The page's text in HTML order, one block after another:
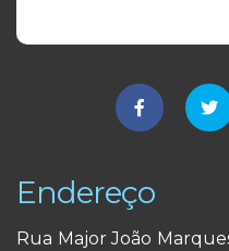
Endereço
Rua Major João